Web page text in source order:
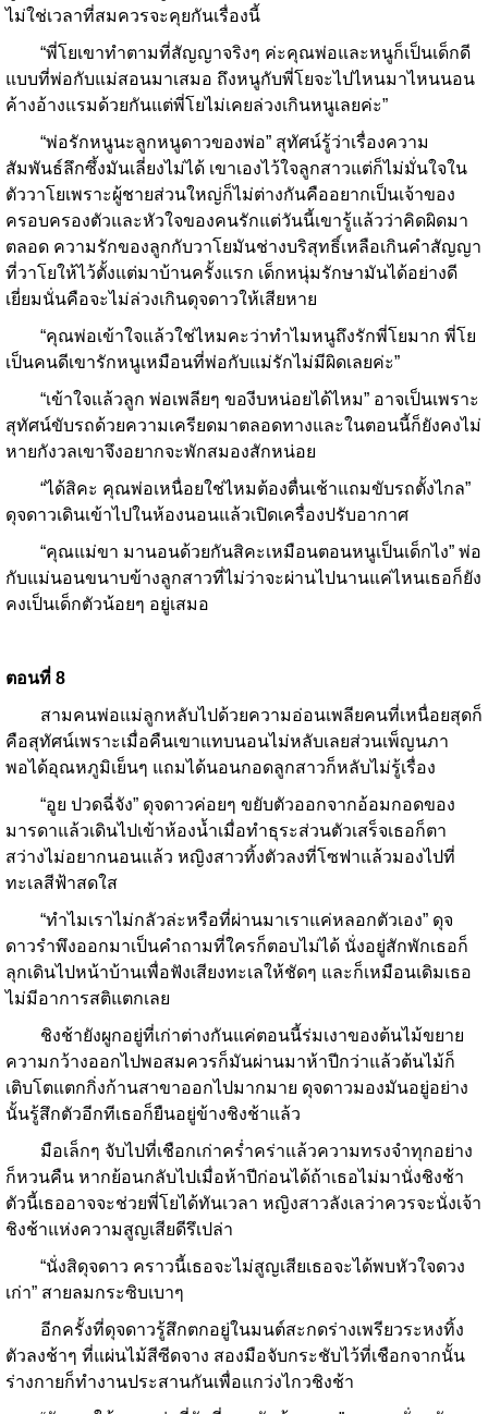
ไม่ใช่เวลาที่สมควรจะคุยกันเรื่องนี้
“พี่โยเขาทำตามที่สัญญาจริงๆ ค่ะคุณพ่อและหนูก็เป็นเด็กดี
แบบที่พ่อกับแม่สอนมาเสมอ ถึงหนูกับพี่โยจะไปไหนมาไหนนอน
ค้างอ้างแรมด้วยกันแต่พี่โยไม่เคยล่วงเกินหนูเลยค่ะ”
“พ่อรักหนูนะลูกหนูดาวของพ่อ” สุทัศน์รู้ว่าเรื่องความ
สัมพันธ์ลึกซึ้งมันเลี่ยงไม่ได้ เขาเองไว้ใจลูกสาวแต่ก็ไม่มั่นใจใน
ตัววาโยเพราะผู้ชายส่วนใหญ่ก็ไม่ต่างกันคืออยากเป็นเจ้าของ
ครอบครองตัวและหัวใจของคนรักแต่วันนี้เขารู้แล้วว่าคิดผิดมา
ตลอด ความรักของลูกกับวาโยมันช่างบริสุทธิ์เหลือเกินคำสัญญา
ที่วาโยให้ไว้ตั้งแต่มาบ้านครั้งแรก เด็กหนุ่มรักษามันได้อย่างดี
เยี่ยมนั่นคือจะไม่ล่วงเกินดุจดาวให้เสียหาย
“คุณพ่อเข้าใจแล้วใช่ไหมคะว่าทำไมหนูถึงรักพี่โยมาก พี่โย
เป็นคนดีเขารักหนูเหมือนที่พ่อกับแม่รักไม่มีผิดเลยค่ะ”
“เข้าใจแล้วลูก พ่อเพลียๆ ของีบหน่อยได้ไหม” อาจเป็นเพราะ
สุทัศน์ขับรถด้วยความเครียดมาตลอดทางและในตอนนี้ก็ยังคงไม่
หายกังวลเขาจึงอยากจะพักสมองสักหน่อย
“ได้สิคะ คุณพ่อเหนื่อยใช่ไหมต้องตื่นเช้าแถมขับรถตั้งไกล”
ดุจดาวเดินเข้าไปในห้องนอนแล้วเปิดเครื่องปรับอากาศ
“คุณแม่ขา มานอนด้วยกันสิคะเหมือนตอนหนูเป็นเด็กไง” พ่อ
กับแม่นอนขนาบข้างลูกสาวที่ไม่ว่าจะผ่านไปนานแค่ไหนเธอก็ยัง
คงเป็นเด็กตัวน้อยๆ อยู่เสมอ
ตอนที่ 8
สามคนพ่อแม่ลูกหลับไปด้วยความอ่อนเพลียคนที่เหนื่อยสุดก็
คือสุทัศน์เพราะเมื่อคืนเขาแทบนอนไม่หลับเลยส่วนเพ็ญนภา
พอได้อุณหภูมิเย็นๆ แถมได้นอนกอดลูกสาวก็หลับไม่รู้เรื่อง
“อูย ปวดฉี่จัง” ดุจดาวค่อยๆ ขยับตัวออกจากอ้อมกอดของ
มารดาแล้วเดินไปเข้าห้องน้ำเมื่อทำธุระส่วนตัวเสร็จเธอก็ตา
สว่างไม่อยากนอนแล้ว หญิงสาวทิ้งตัวลงที่โซฟาแล้วมองไปที่
ทะเลสีฟ้าสดใส
“ทำไมเราไม่กลัวล่ะหรือที่ผ่านมาเราแค่หลอกตัวเอง” ดุจ
ดาวรำพึงออกมาเป็นคำถามที่ใครก็ตอบไม่ได้ นั่งอยู่สักพักเธอก็
ลุกเดินไปหน้าบ้านเพื่อฟังเสียงทะเลให้ชัดๆ และก็เหมือนเดิมเธอ
ไม่มีอาการสติแตกเลย
ชิงช้ายังผูกอยู่ที่เก่าต่างกันแค่ตอนนี้ร่มเงาของต้นไม้ขยาย
ความกว้างออกไปพอสมควรก็มันผ่านมาห้าปีกว่าแล้วต้นไม้ก็
เติบโตแตกกิ่งก้านสาขาออกไปมากมาย ดุจดาวมองมันอยู่อย่าง
นั้นรู้สึกตัวอีกทีเธอก็ยืนอยู่ข้างชิงช้าแล้ว
มือเล็กๆ จับไปที่เชือกเก่าคร่ำคร่าแล้วความทรงจำทุกอย่าง
ก็หวนคืน หากย้อนกลับไปเมื่อห้าปีก่อนได้ถ้าเธอไม่มานั่งชิงช้า
ตัวนี้เธออาจจะช่วยพี่โยได้ทันเวลา หญิงสาวลังเลว่าควรจะนั่งเจ้า
ชิงช้าแห่งความสูญเสียดีรึเปล่า
“นั่งสิดุจดาว คราวนี้เธอจะไม่สูญเสียเธอจะได้พบหัวใจดวง
เก่า” สายลมกระซิบเบาๆ
อีกครั้งที่ดุจดาวรู้สึกตกอยู่ในมนต์สะกดร่างเพรียวระหงทิ้ง
ตัวลงช้าๆ ที่แผ่นไม้สีซีดจาง สองมือจับกระชับไว้ที่เชือกจากนั้น
ร่างกายก็ทำงานประสานกันเพื่อแกว่งไกวชิงช้า